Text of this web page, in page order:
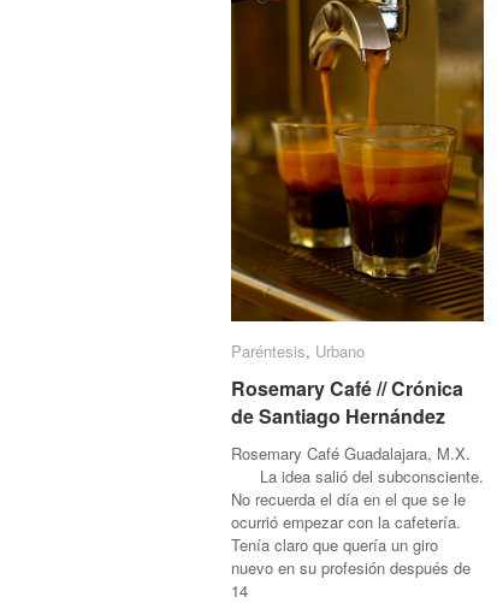
Paréntesis, Urbano
Rosemary Café // Crónica
de Santiago Hernández
Rosemary Café Guadalajara, M.X.
La idea salió del subconsciente.
No recuerda el día en el que se le
ocurrió empezar con la cafetería.
Tenía claro que quería un giro
nuevo en su profesión después de
14
Paréntesis Urbano
Rosemary Café // Crónica
de Santiago Hernández